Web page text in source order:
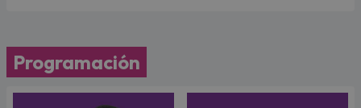
Programación